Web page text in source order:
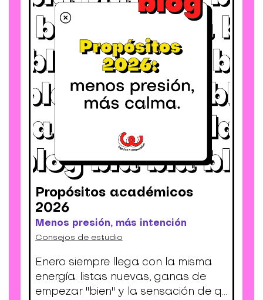
Propósitos académicos
2026
Menos presión, más intención
Consejos de estudio
Enero siempre llega con la misma
energía: listas nuevas, ganas de
empezar "bien" y la sensación de q...